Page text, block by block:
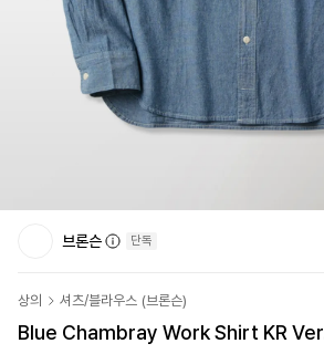
브론슨 단독
상의 셔츠/블라우스 (브론슨)
Blue Chambray Work Shirt KR